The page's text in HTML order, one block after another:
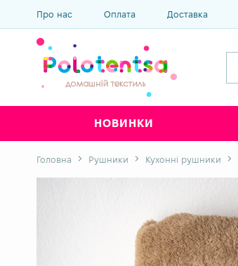
Про нас Оплата Доставка
НОВИНКИ
Головна Рушники Кухонні рушники